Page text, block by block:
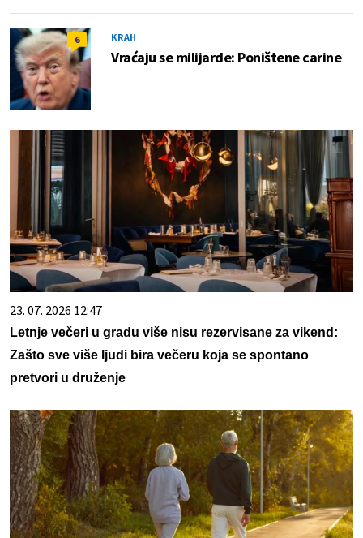
6 KRAH
Vraćaju se milijarde: Poništene carine
23. 07. 2026 12:47
Letnje večeri u gradu više nisu rezervisane za vikend:
Zašto sve više ljudi bira večeru koja se spontano
pretvori u druženje